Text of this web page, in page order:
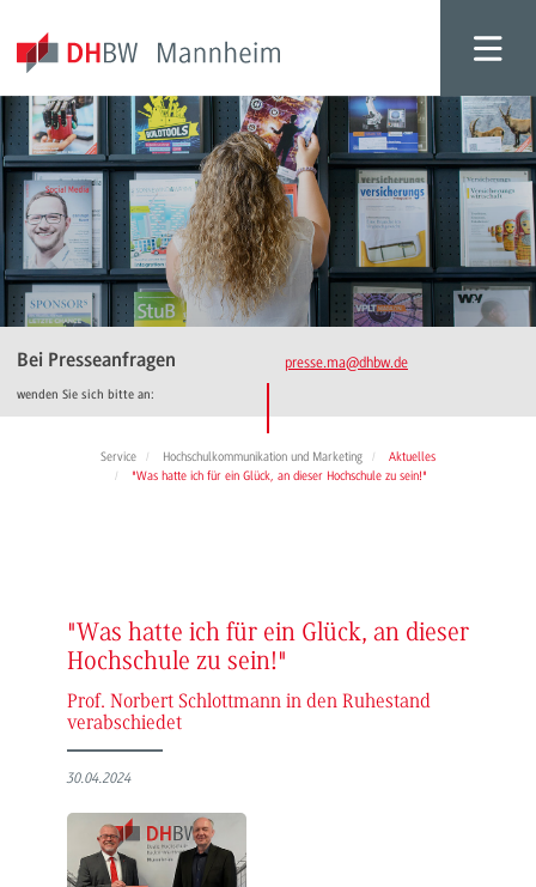
Bei Presseanfragen
wenden Sie sich bitte an:
presse.ma@dhbw.de
Service Hochschulkommunikation und Marketing
Aktuelles
"Was hatte ich für ein Glück, an dieser Hochschule zu sein!"
"Was hatte ich für ein Glück, an dieser
Hochschule zu sein!"
Prof. Norbert Schlottmann in den Ruhestand
verabschiedet
30.04.2024